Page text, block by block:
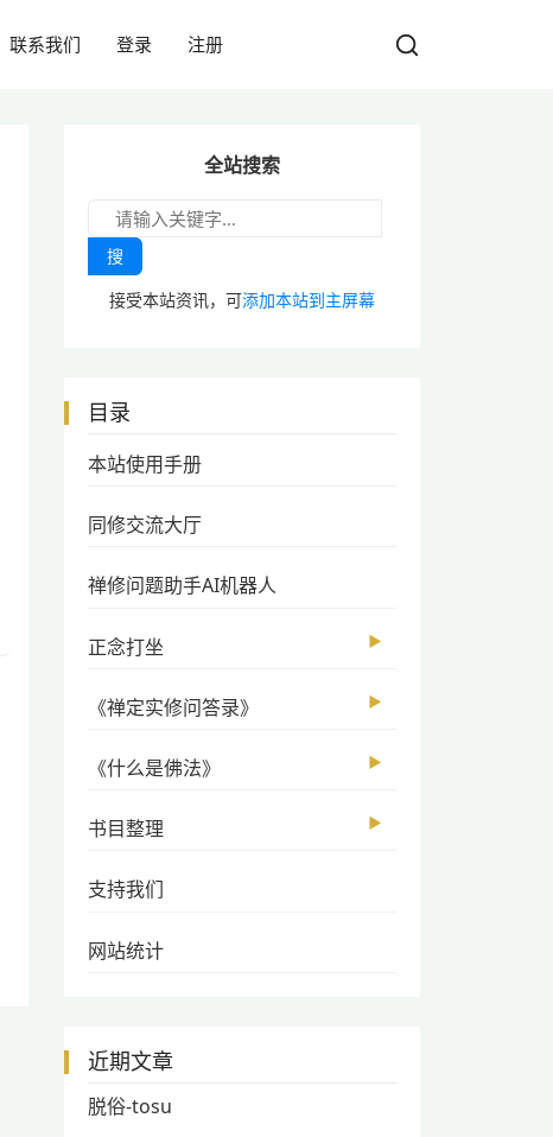
联系我们 登录 注册
全站搜索
搜
接受本站资讯，可添加本站到主屏幕
目录
本站使用手册
同修交流大厅
禅修问题助手AI机器人
正念打坐 ▶
《禅定实修问答录》 ▶
《什么是佛法》 ▶
书目整理 ▶
支持我们
网站统计
近期文章
脱俗-tosu